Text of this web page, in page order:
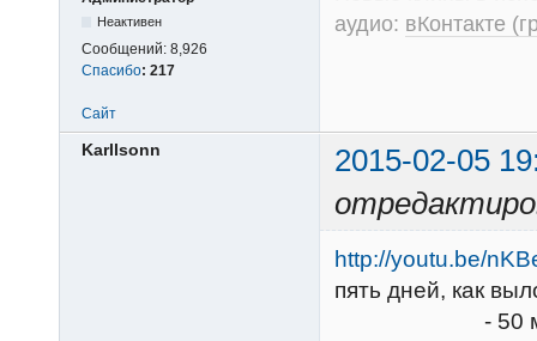
Неактивен
Сообщений: 8,926
Спасибо: 217
аудио: вКонтакте
Сайт
Karllsonn
2015-02-05
http://youtu.be/
пять дней, как
- 50 минут